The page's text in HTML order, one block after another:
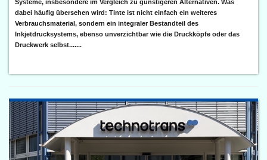
Systeme, insbesondere im Vergleich zu günstigeren Alternativen. Was
dabei häufig übersehen wird: Tinte ist nicht einfach ein weiteres
Verbrauchsmaterial, sondern ein integraler Bestandteil des
Inkjetdrucksystems, ebenso unverzichtbar wie die Druckköpfe oder das
Druckwerk selbst.......